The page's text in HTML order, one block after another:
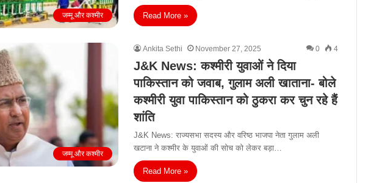
जम्मू और कश्मीर Read More »
जम्मू और कश्मीर
Ankita Sethi November 27, 2025 0 4
J&K News: कश्मीरी युवाओं ने दिया
पाकिस्तान को जवाब, गुलाम अली खाताना- बोले
कश्मीरी युवा पाकिस्तान को ठुकरा कर चुन रहे हैं
शांति
J&K News: राज्यसभा सदस्य और वरिष्ठ भाजपा नेता गुलाम अली
खटाना ने कश्मीर के युवाओं की सोच को लेकर बड़ा…
Read More »